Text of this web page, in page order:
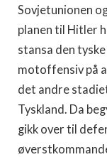
Sovjetunionen
planen til Hitler
stansa den
motoffensiv på
det andre
Tyskland. Da
gikk over til